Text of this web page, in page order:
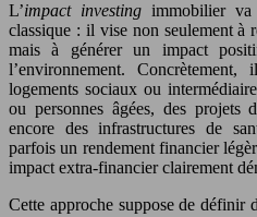
L’impact investingimmobilier va
classique : il vise non seulement à
mais à générer un impact
l’environnement.
logements sociaux ou
ou personnes âgées, des projets
encore des infrastructures de
parfois un rendement financier
impact extra-financier clairement
Cette approche suppose de définir